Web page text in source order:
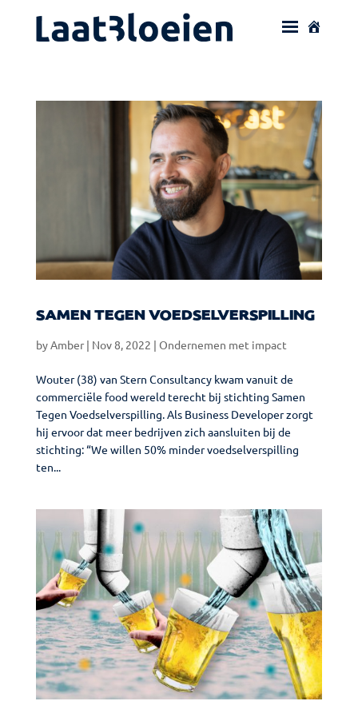
SAMEN TEGEN VOEDSELVERSPILLING
byAmber| Nov 8, 2022 | Ondernemen met impact
Wouter (38) van Stern Consultancy kwam vanuit de
commerciële food wereld terecht bij stichting Samen
Tegen Voedselverspilling. Als Business Developer zorgt
hij ervoor dat meer bedrijven zich aansluiten bij de
stichting: “We willen 50% minder voedselverspilling
ten...